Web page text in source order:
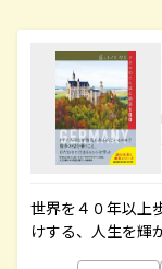
世界を４０年以上
けする、人生を輝